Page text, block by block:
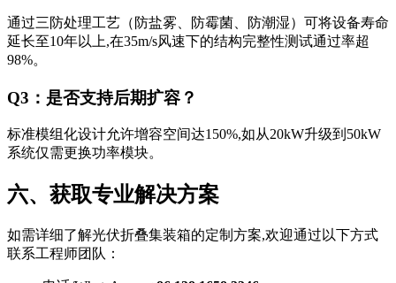
通过三防处理工艺（防盐雾、防霉菌、防潮湿）可将设备寿命
延长至10年以上,在35m/s风速下的结构完整性测试通过率超
98%。
Q3：是否支持后期扩容？
标准模组化设计允许增容空间达150%,如从20kW升级到50kW
系统仅需更换功率模块。
六、获取专业解决方案
如需详细了解光伏折叠集装箱的定制方案,欢迎通过以下方式
联系工程师团队：